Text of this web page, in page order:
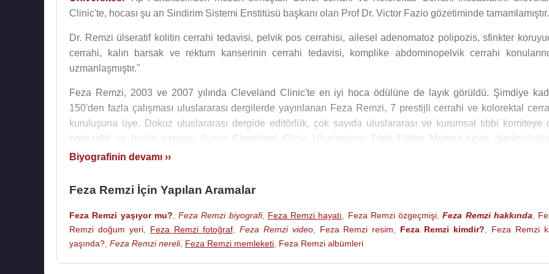
Clinic'te, hocası şu an Sindirim Sistemi Enstitüsü başkanı olan Prof Dr. Victor Fazio gözetiminde tamamlamıştır.
Dr. Remzi ülseratif kolitin cerrahi tedavisi, pelvik pos cerrahisi, ailesel adenomatoz polipozis, sfinkter
cerrahi, kalın barsak ve rektum kanserinin cerrahi tedavisi, komplike abdominopelvik cerrahi
uzmanlaşmıştır."
Feza Remzi, 2003 ve 2007 yılında Cleveland Clinic'te en iyi hoca ödülüne de layık görüldü. Şimdiye
150'den fazla çalışması uluslararası dergilerde yayınlanan Feza Remzi, 7 prestijli cerrahi ve kolorektal
kuruluşuna üye. Dokuz uluslararası dergide editörlük, çok sayıda uluslararası ve kurumsal tıbbi komiteye
başkanlık ve üyelik yapıyor. Ayrıca Cleveland Clinic Uluslararası Tıbbi Eğitim Merkezi'ninde
yürütüyor.
insizyon (cerrahi yara) kullanarak kapalı yöntemle (laparoskopik) kalın barsak ameliyatı yaptı. Ulseratif kolit
hastalarını içeren dünyada en büyük hasta kayıt sistemini o kurdu.
Feza Remzi'nin 1995 yılında evlendiği eşi Dr.Berna Remzide Cleveland Clinic'te Cildiye Bölümünde
kadroda hoca olarak çalışıyor. Merit Arda adında bir oğlu vardır.
Biyografinin devamı ››
Feza Remzi İçin Yapılan Aramalar
Feza Remzi yaşıyor mu? Feza Remzi biyografi, Feza Remzi hayatı Feza Remzi özgeçmişi ,Feza Remzi hakkında
Remzi doğum yeri, Feza Remzi fotoğraf, Feza Remzi video, Feza Remzi resim Feza Remzi kimdir?
Feza Remzi
yaşında? Feza Remzi nereli, Feza Remzi memleketi Feza Remzi albümleri